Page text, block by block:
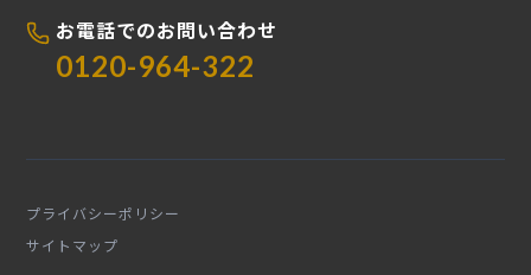
お電話でのお問い合わせ
0120-964-322
プライバシーポリシー
サイトマップ